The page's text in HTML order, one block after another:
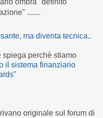
ombra" definito
.......
ma diventa tecnica..
spiega perchè stiamo
il sistema finanziario
originale sul forum di